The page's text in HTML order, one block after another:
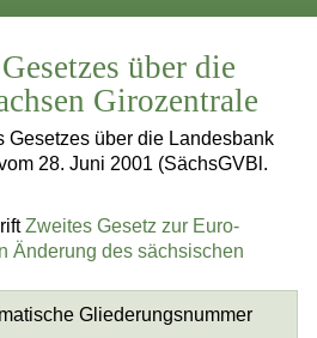
über die
Girozentrale
Gesetzes über die Landesbank
28. Juni 2001 (SächsGVBl.
Zweites Gesetz zur Euro-
Änderung des sächsischen
Gliederungsnummer